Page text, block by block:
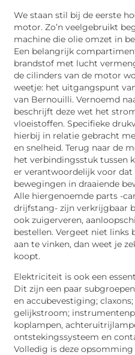
We staan stil bij de eerste
motor. Zo’n veelgebruikt
machine die olie omzet in
Een belangrijk
brandstof met lucht
de cilinders van de motor
weetje: het uitgangspunt
van Bernouilli. Vernoemd
beschrijft deze wet het
vloeistoffen. Specifieke
hierbij in relatie gebracht
en snelheid. Terug naar de
het verbindingsstuk tussen
er verantwoordelijk voor dat
bewegingen in draaiende
Alle hiergenoemde parts -
drijfstang- zijn verkrijgbaar
ook zuigerveren,
bestellen. Vergeet niet links
aan te vinken, dan weet je
koopt.
Elektriciteit is ook een
Dit zijn een paar
en accubevestiging;
gelijkstroom;
koplampen,
ontstekingssysteem en
Volledig is deze opsomming